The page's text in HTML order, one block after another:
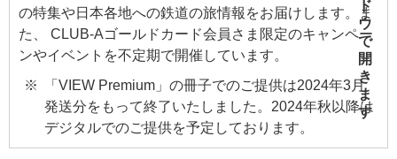
の特集や日本各地への鉄道の旅情報をお届けします。ま
た、 CLUB-Aゴールドカード会員さま限定のキャンペー
ンやイベントを不定期で開催しています。
「VIEW Premium」の冊子でのご提供は2024年3月
発送分をもって終了いたしました。2024年秋以降は
デジタルでのご提供を予定しております。